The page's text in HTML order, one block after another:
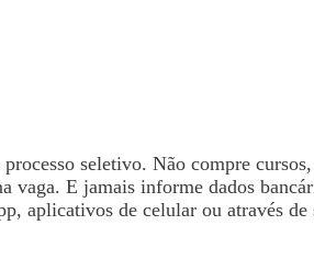
seletivo. Não compre
vaga. E jamais informe dados
aplicativos de celular ou através de